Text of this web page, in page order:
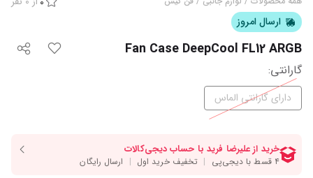
ارسال امروز
Fan Case DeepCool FL12 ARGB
گارانتی:
دارای گارانتی الماس